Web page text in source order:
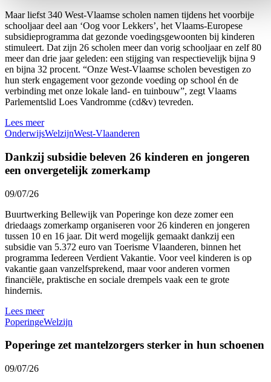
Maar liefst 340 West-Vlaamse scholen namen tijdens het voorbije
schooljaar deel aan ‘Oog voor Lekkers’, het Vlaams-Europese
subsidieprogramma dat gezonde voedingsgewoonten bij kinderen
stimuleert. Dat zijn 26 scholen meer dan vorig schooljaar en zelf 80
meer dan drie jaar geleden: een stijging van respectievelijk bijna 9
en bijna 32 procent. “Onze West-Vlaamse scholen bevestigen zo
hun sterk engagement voor gezonde voeding op school én de
verbinding met onze lokale land- en tuinbouw”, zegt Vlaams
Parlementslid Loes Vandromme (cd&v) tevreden.
Lees meer
OnderwijsWelzijnWest-Vlaanderen
Dankzij subsidie beleven 26 kinderen en jongeren
een onvergetelijk zomerkamp
09/07/26
Buurtwerking Bellewijk van Poperinge kon deze zomer een
driedaags zomerkamp organiseren voor 26 kinderen en jongeren
tussen 10 en 16 jaar. Dit werd mogelijk gemaakt dankzij een
subsidie van 5.372 euro van Toerisme Vlaanderen, binnen het
programma Iedereen Verdient Vakantie. Voor veel kinderen is op
vakantie gaan vanzelfsprekend, maar voor anderen vormen
financiële, praktische en sociale drempels vaak een te grote
hindernis.
Lees meer
PoperingeWelzijn
Poperinge zet mantelzorgers sterker in hun schoenen
09/07/26